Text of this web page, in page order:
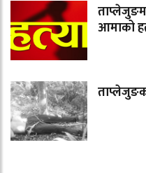
आमाको